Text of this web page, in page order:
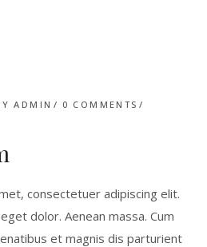
ADMIN
0 COMMENTS
consectetuer adipiscing elit.
dolor. Aenean massa. Cum
et magnis dis parturient